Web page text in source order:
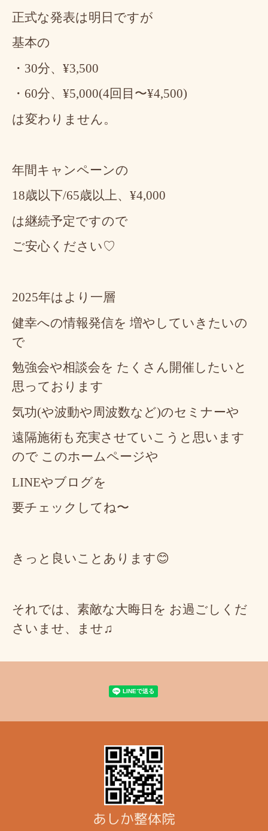
正式な発表は明日ですが
基本の
・30分、¥3,500
・60分、¥5,000(4回目〜¥4,500)
は変わりません。
年間キャンペーンの
18歳以下/65歳以上、¥4,000
は継続予定ですので
ご安心ください♡
2025年はより一層
健幸への情報発信を 増やしていきたいの
で
勉強会や相談会を たくさん開催したいと
思っております
気功(や波動や周波数など)のセミナーや
遠隔施術も充実させていこうと思います
ので このホームページや
LINEやブログを
要チェックしてね〜
きっと良いことあります😊
それでは、素敵な大晦日を お過ごしくだ
さいませ、ませ♫
あしか整体院